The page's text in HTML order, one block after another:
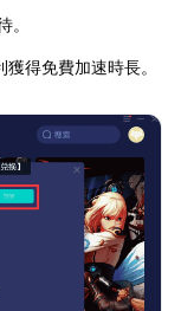
。
得免費加速時長。